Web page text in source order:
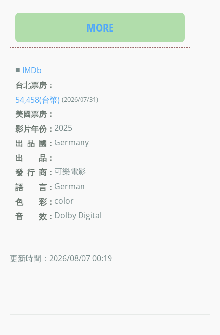
MORE
■ IMDb
台北票房：
54,458(台幣) (2026/07/31)
美國票房：
影片年份： 2025
出 品 國： Germany
出 品：
發 行 商： 可樂電影
語 言： German
色 彩： color
音 效： Dolby Digital
更新時間：2026/08/07 00:19